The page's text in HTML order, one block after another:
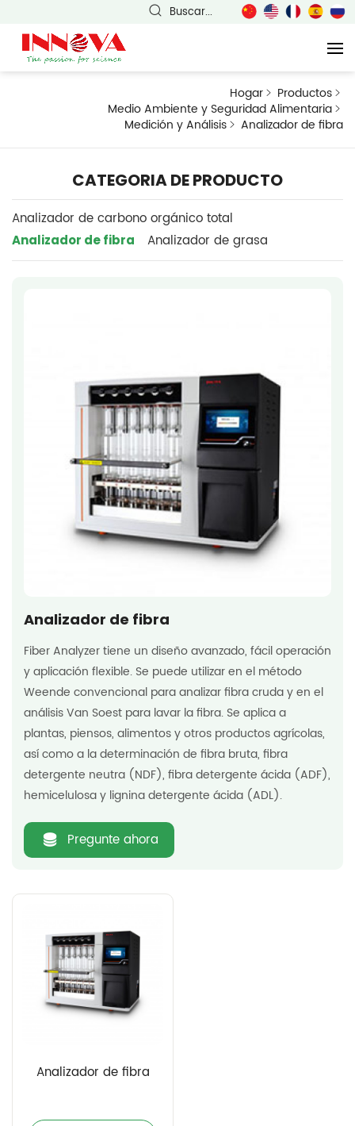
Buscar...
Hogar
Productos
Medio Ambiente y Seguridad Alimentaria
Medición y Análisis
Analizador de fibra
CATEGORIA DE PRODUCTO
Analizador de carbono orgánico total
Analizador de fibra Analizador de grasa
Analizador de fibra
Fiber Analyzer tiene un diseño avanzado, fácil operación
y aplicación flexible. Se puede utilizar en el método
Weende convencional para analizar fibra cruda y en el
análisis Van Soest para lavar la fibra. Se aplica a
plantas, piensos, alimentos y otros productos agrícolas,
así como a la determinación de fibra bruta, fibra
detergente neutra (NDF), fibra detergente ácida (ADF),
hemicelulosa y lignina detergente ácida (ADL).
Pregunte ahora
Analizador de fibra